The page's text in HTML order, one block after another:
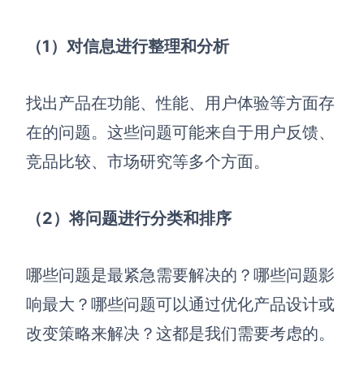
（1）对信息进行整理和分析
找出产品在功能、性能、用户体验等方面存
在的问题。这些问题可能来自于用户反馈、
竞品比较、市场研究等多个方面。
（2）将问题进行分类和排序
哪些问题是最紧急需要解决的？哪些问题影
响最大？哪些问题可以通过优化产品设计或
改变策略来解决？这都是我们需要考虑的。